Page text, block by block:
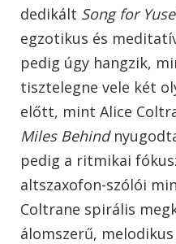
dedikált Song for
egzotikus és
pedig úgy hangzik,
tisztelegne vele két
előtt, mint Alice
Miles Behind
pedig a ritmikai
altszaxofon-szólói
Coltrane spirális
álomszerű, melodikus